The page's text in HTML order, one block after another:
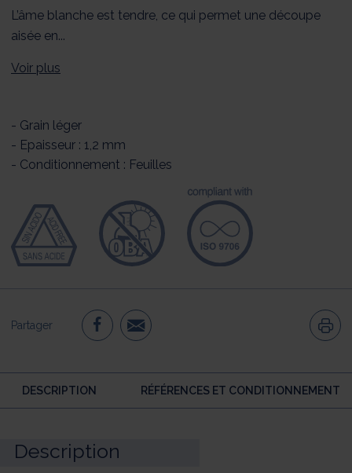
L’âme blanche est tendre, ce qui permet une découpe
aisée en...
Voir plus
- Grain léger
- Epaisseur : 1,2 mm
- Conditionnement : Feuilles
Partager
DESCRIPTION RÉFÉRENCES ET CONDITIONNEMENT
Description